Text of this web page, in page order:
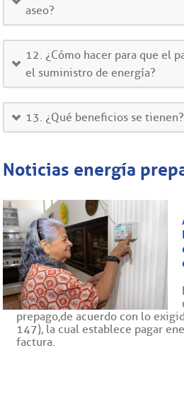
aseo?
12. ¿Cómo hacer para que el
el suministro de energía?
13. ¿Qué beneficios se tienen?
Noticias energía
prepago, de acuerdo con lo
147), la cual establece pagar
factura.